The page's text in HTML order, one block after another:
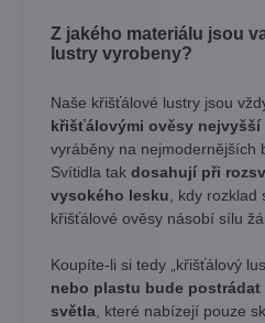
Z jakého materiálu jsou
lustry vyrobeny?
Naše křišťálové lustry jsou
křišťálovými ověsy nejvyšší
vyráběny na nejmodernějších
Svítidla tak dosahují při
vysokého lesku , kdy
křišťálové ověsy násobí sílu
Koupíte-li si tedy „křišťálový
nebo plastu bude
světla , které nabízejí pouze